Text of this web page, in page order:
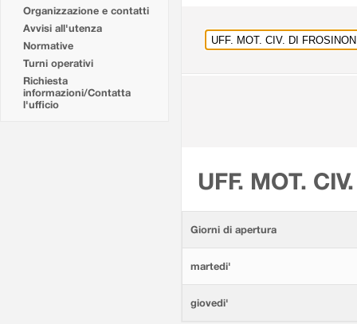
Organizzazione e contatti
Avvisi all'utenza
Normative
Turni operativi
Richiesta
informazioni/Contatta
l'ufficio
UFF. MOT.
Giorni di apertura
martedi'
giovedi'